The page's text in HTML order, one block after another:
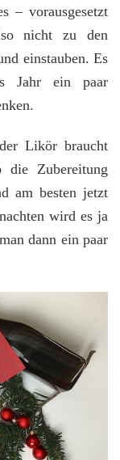
– vorausgesetzt
nicht zu den
einstauben. Es
Jahr ein paar
Likör braucht
die Zubereitung
am besten jetzt
wird es ja
dann ein paar